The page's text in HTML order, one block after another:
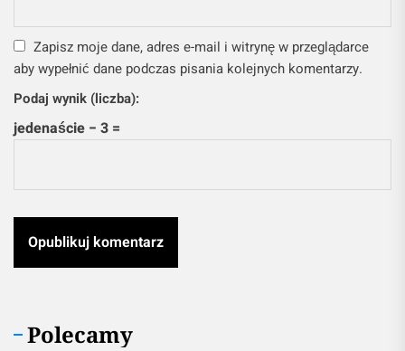
Zapisz moje dane, adres e-mail i witrynę w przeglądarce
aby wypełnić dane podczas pisania kolejnych komentarzy.
Podaj wynik (liczba):
jedenaście − 3 =
Polecamy